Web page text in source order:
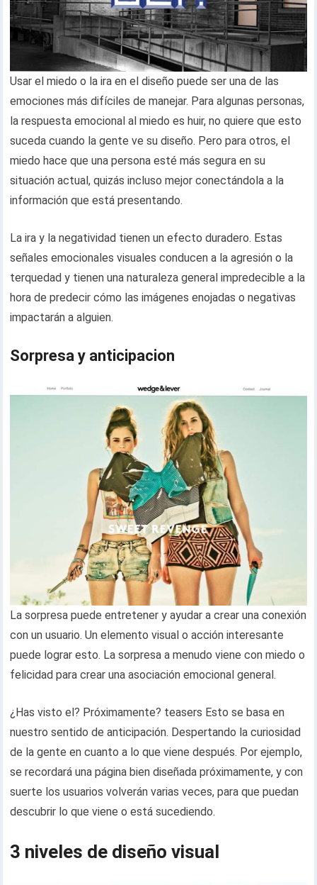
Usar el miedo o la ira en el diseño puede ser una de las
emociones más difíciles de manejar. Para algunas personas,
la respuesta emocional al miedo es huir, no quiere que esto
suceda cuando la gente ve su diseño. Pero para otros, el
miedo hace que una persona esté más segura en su
situación actual, quizás incluso mejor conectándola a la
información que está presentando.
La ira y la negatividad tienen un efecto duradero. Estas
señales emocionales visuales conducen a la agresión o la
terquedad y tienen una naturaleza general impredecible a la
hora de predecir cómo las imágenes enojadas o negativas
impactarán a alguien.
Sorpresa y anticipacion
La sorpresa puede entretener y ayudar a crear una conexión
con un usuario. Un elemento visual o acción interesante
puede lograr esto. La sorpresa a menudo viene con miedo o
felicidad para crear una asociación emocional general.
¿Has visto el? Próximamente? teasers Esto se basa en
nuestro sentido de anticipación. Despertando la curiosidad
de la gente en cuanto a lo que viene después. Por ejemplo,
se recordará una página bien diseñada próximamente, y con
suerte los usuarios volverán varias veces, para que puedan
descubrir lo que viene o está sucediendo.
3 niveles de diseño visual